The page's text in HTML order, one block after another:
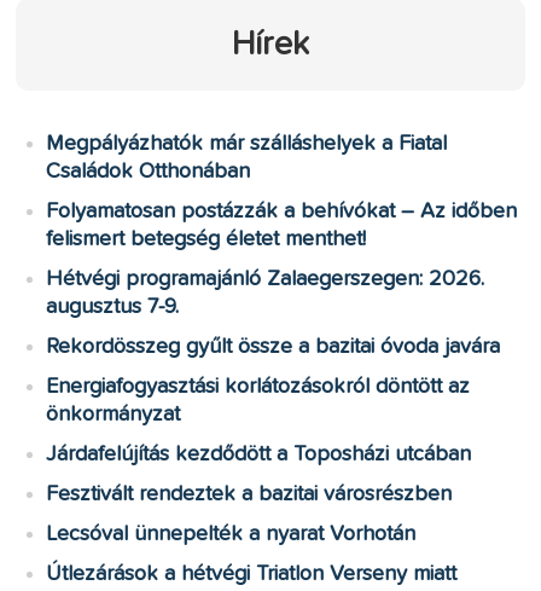
Hírek
Megpályázhatók már szálláshelyek a Fiatal
Családok Otthonában
Folyamatosan postázzák a behívókat – Az időben
felismert betegség életet menthet!
Hétvégi programajánló Zalaegerszegen: 2026.
augusztus 7-9.
Rekordösszeg gyűlt össze a bazitai óvoda javára
Energiafogyasztási korlátozásokról döntött az
önkormányzat
Járdafelújítás kezdődött a Toposházi utcában
Fesztivált rendeztek a bazitai városrészben
Lecsóval ünnepelték a nyarat Vorhotán
Útlezárások a hétvégi Triatlon Verseny miatt